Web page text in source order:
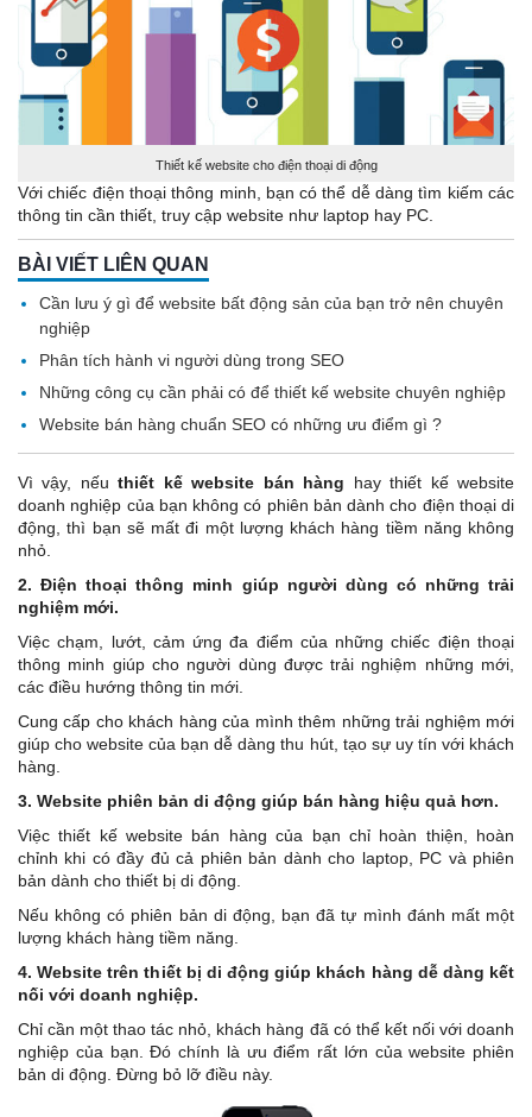
Thiết kế website cho điện thoại di động
Với chiếc điện thoại thông minh, bạn có thể dễ dàng tìm kiếm các
thông tin cần thiết, truy cập website như laptop hay PC.
BÀI VIẾT LIÊN QUAN
Cần lưu ý gì để website bất động sản của bạn trở nên chuyên
nghiệp
Phân tích hành vi người dùng trong SEO
Những công cụ cần phải có để thiết kế website chuyên nghiệp
Website bán hàng chuẩn SEO có những ưu điểm gì ?
Vì vậy, nếuthiết kế website bán hàng hay thiết kế website
doanh nghiệp của bạn không có phiên bản dành cho điện thoại di
động, thì bạn sẽ mất đi một lượng khách hàng tiềm năng không
nhỏ.
2. Điện thoại thông minh giúp người dùng có những trải
nghiệm mới.
Việc chạm, lướt, cảm ứng đa điểm của những chiếc điện thoại
thông minh giúp cho người dùng được trải nghiệm những mới,
các điều hướng thông tin mới.
Cung cấp cho khách hàng của mình thêm những trải nghiệm mới
giúp cho website của bạn dễ dàng thu hút, tạo sự uy tín với khách
hàng.
3. Website phiên bản di động giúp bán hàng hiệu quả hơn.
Việc thiết kế website bán hàng của bạn chỉ hoàn thiện, hoàn
chỉnh khi có đầy đủ cả phiên bản dành cho laptop, PC và phiên
bản dành cho thiết bị di động.
Nếu không có phiên bản di động, bạn đã tự mình đánh mất một
lượng khách hàng tiềm năng.
4. Website trên thiết bị di động giúp khách hàng dễ dàng kết
nối với doanh nghiệp.
Chỉ cần một thao tác nhỏ, khách hàng đã có thể kết nối với doanh
nghiệp của bạn. Đó chính là ưu điểm rất lớn của website phiên
bản di động. Đừng bỏ lỡ điều này.